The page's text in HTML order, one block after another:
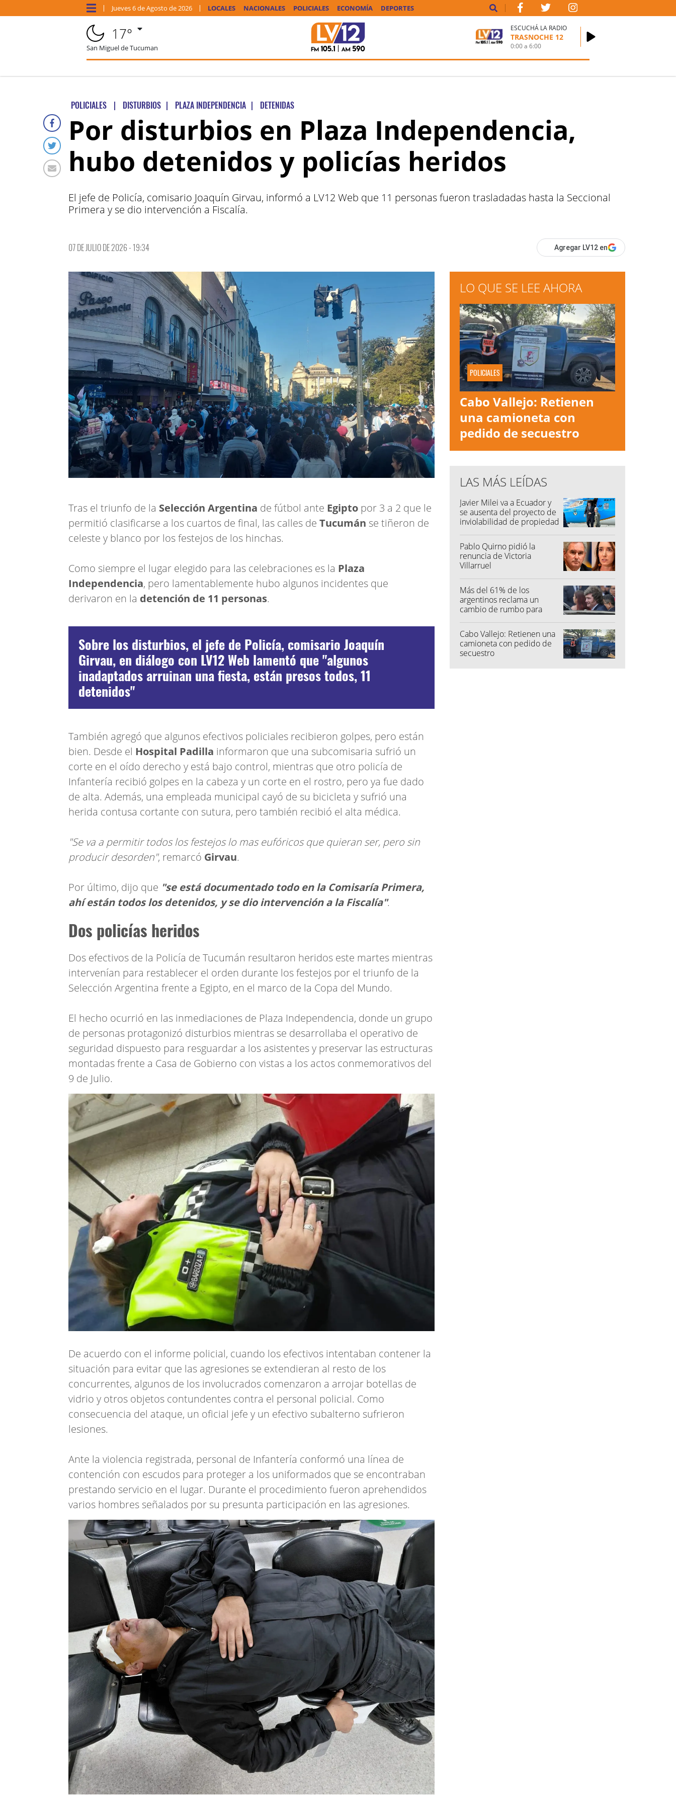
Jueves6 deAgosto de 2026 LOCALES NACIONALES POLICIALES ECONOMÍA DEPORTES
17°
San Miguel de Tucuman
ESCUCHÁ LA RADIO
TRASNOCHE 12
0:00a6:00
POLICIALES | DISTURBIOS | PLAZA INDEPENDENCIA | DETENIDAS
Por disturbios en Plaza Independencia,
hubo detenidos y policías heridos
El jefe de Policía, comisario Joaquín Girvau, informó a LV12 Web que 11 personas fueron trasladadas hasta la Seccional
Primera y se dio intervención a Fiscalía.
07 DE JULIO DE 2026 - 19:34 Agregar LV12 en
Tras el triunfo de la Selección Argentina de fútbol ante Egipto por 3 a 2 que le
permitió clasificarse a los cuartos de final, las calles de Tucumán se tiñeron de
celeste y blanco por los festejos de los hinchas.
Como siempre el lugar elegido para las celebraciones es la Plaza
Independencia, pero lamentablemente hubo algunos incidentes que
derivaron en la detención de 11 personas.
Sobre los disturbios, el jefe de Policía, comisario Joaquín
Girvau, en diálogo con LV12 Web lamentó que "algunos
inadaptados arruinan una fiesta, están presos todos, 11
detenidos"
También agregó que algunos efectivos policiales recibieron golpes, pero están
bien. Desde el Hospital Padilla informaron que una subcomisaria sufrió un
corte en el oído derecho y está bajo control, mientras que otro policía de
Infantería recibió golpes en la cabeza y un corte en el rostro, pero ya fue dado
de alta. Además, una empleada municipal cayó de su bicicleta y sufrió una
herida contusa cortante con sutura, pero también recibió el alta médica.
"Se va a permitir todos los festejos lo mas eufóricos que quieran ser, pero sin
producir desorden", remarcó Girvau.
Por último, dijo que "se está documentado todo en la Comisaría Primera,
ahí están todos los detenidos, y se dio intervención a la Fiscalía".
Dos policías heridos
Dos efectivos de la Policía de Tucumán resultaron heridos este martes mientras
intervenían para restablecer el orden durante los festejos por el triunfo de la
Selección Argentina frente a Egipto, en el marco de la Copa del Mundo.
El hecho ocurrió en las inmediaciones de Plaza Independencia, donde un grupo
de personas protagonizó disturbios mientras se desarrollaba el operativo de
seguridad dispuesto para resguardar a los asistentes y preservar las estructuras
montadas frente a Casa de Gobierno con vistas a los actos conmemorativos del
9 de Julio.
De acuerdo con el informe policial, cuando los efectivos intentaban contener la
situación para evitar que las agresiones se extendieran al resto de los
concurrentes, algunos de los involucrados comenzaron a arrojar botellas de
vidrio y otros objetos contundentes contra el personal policial. Como
consecuencia del ataque, un oficial jefe y un efectivo subalterno sufrieron
lesiones.
Ante la violencia registrada, personal de Infantería conformó una línea de
contención con escudos para proteger a los uniformados que se encontraban
prestando servicio en el lugar. Durante el procedimiento fueron aprehendidos
varios hombres señalados por su presunta participación en las agresiones.
LO QUE SE LEE AHORA
POLICIALES
Cabo Vallejo: Retienen
una camioneta con
pedido de secuestro
LAS MÁS LEÍDAS
Javier Milei va a Ecuador y
se ausenta del proyecto de
inviolabilidad de propiedad
Pablo Quirno pidió la
renuncia de Victoria
Villarruel
Más del 61% de los
argentinos reclama un
cambio de rumbo para
Cabo Vallejo: Retienen una
camioneta con pedido de
secuestro